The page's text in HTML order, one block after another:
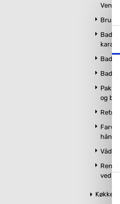
Pakker
og brus
Retro
Farvet
Køkken